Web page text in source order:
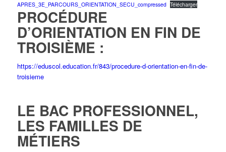
APRES_3E_PARCOURS_ORIENTATION_SECU_compressed Télécharger
PROCÉDURE
D’ORIENTATION EN FIN DE
TROISIÈME :
https://eduscol.education.fr/843/procedure-d-orientation-en-fin-de-
troisieme
LE BAC PROFESSIONNEL,
LES FAMILLES DE
MÉTIERS